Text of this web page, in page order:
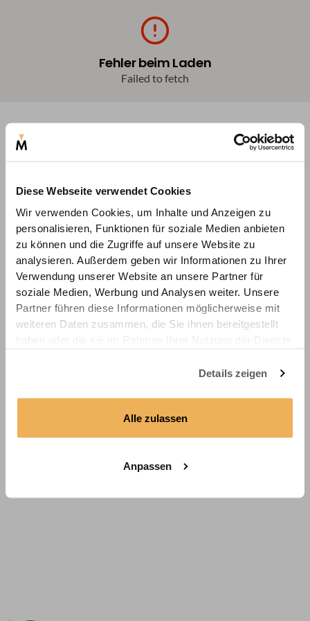
Diese Webseite verwendet Cookies
Wir verwenden Cookies, um Inhalte und Anzeigen zu
personalisieren, Funktionen für soziale Medien anbieten
zu können und die Zugriffe auf unsere Website zu
analysieren. Außerdem geben wir Informationen zu Ihrer
Verwendung unserer Website an unsere Partner für
soziale Medien, Werbung und Analysen weiter. Unsere
Partner führen diese Informationen möglicherweise mit
weiteren Daten zusammen, die Sie ihnen bereitgestellt
Details zeigen
Alle zulassen
Anpassen
Fehler beim Laden
Failed to fetch